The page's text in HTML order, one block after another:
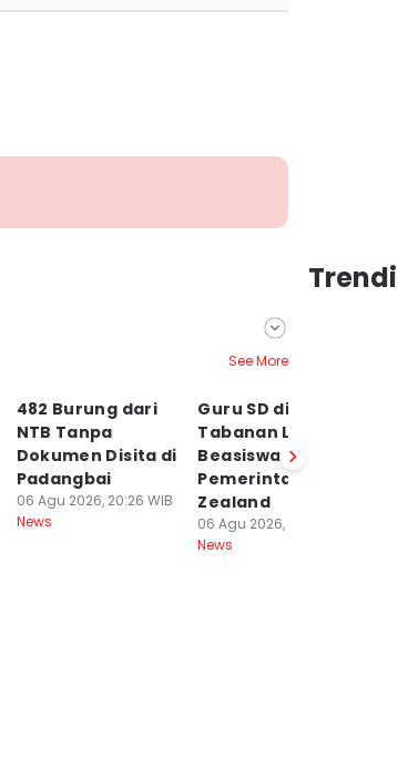
See More
482 Burung dari
NTB Tanpa
Dokumen Disita di
Padangbai
06 Agu 2026, 20:26 WIB
News
Guru SD di
Tabanan Lolos
Beasiswa NZELTO
Pemerintah New
Zealand
06 Agu 2026, 15:56 WIB
News